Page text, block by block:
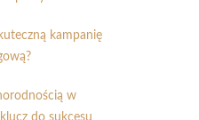
kampanię
w